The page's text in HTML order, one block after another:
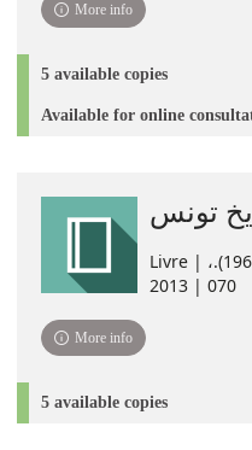
More info
5 available copies
Available for online
تونس
Livre | ،عبد الوهاب، حسن حسني (1884-1968).
070 | 2013
More info
5 available copies